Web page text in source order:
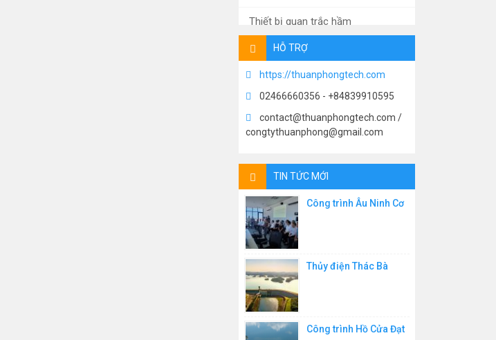
Thiết bị quan trắc hầm
Xử lý nước thải
Máy đo mưa tự động
Thiết bị đo áp lực
Thiết bị đo ứng suất
Thiết bị đo nhiệt độ
Thiết bị chuyển đổi tín hiệu
Máy đọc dây rung
Thiết bị đo biến dạng vết nứt
Bộ thu nhập và xử lý số liệu
Máy đo thời tiết
HỖ TRỢ
https://thuanphongtech.com
02466660356 - +84839910595
contact@thuanphongtech.com /
congtythuanphong@gmail.com
TIN TỨC MỚI
Công trình Âu Ninh Cơ
Thủy điện Thác Bà
Công trình Hồ Cửa Đạt